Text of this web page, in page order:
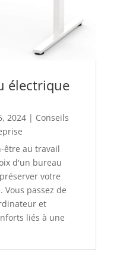
électrique
2024| Conseils
être au travail
d'un bureau
votre
passez de
et
liés à une